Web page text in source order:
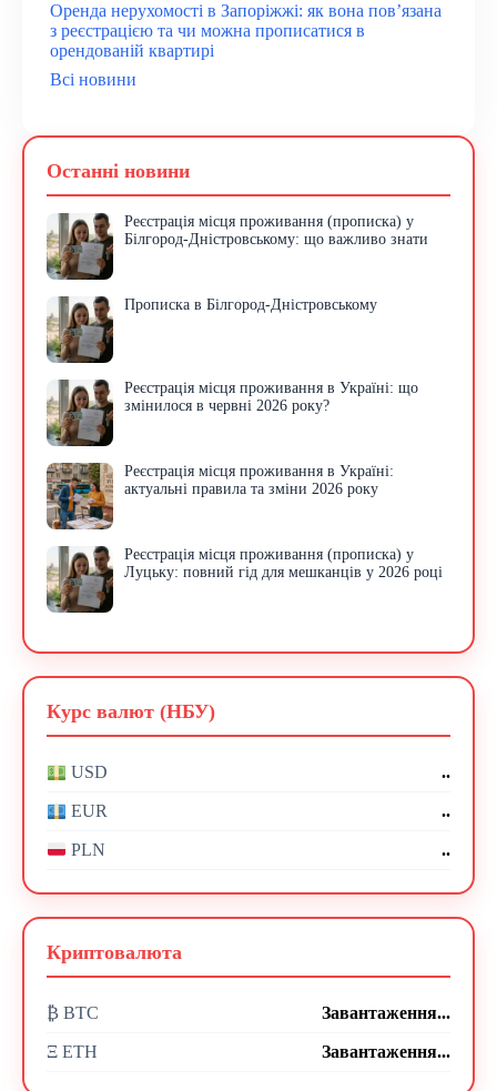
Оренда нерухомості в Запоріжжі: як вона пов’язана
з реєстрацією та чи можна прописатися в
орендованій квартирі
Всі новини
Останні новини
Реєстрація місця проживання (прописка) у
Білгород-Дністровському: що важливо знати
Прописка в Білгород-Дністровському
Реєстрація місця проживання в Україні: що
змінилося в червні 2026 року?
Реєстрація місця проживання в Україні:
актуальні правила та зміни 2026 року
Реєстрація місця проживання (прописка) у
Луцьку: повний гід для мешканців у 2026 році
Курс валют (НБУ)
USD ..
EUR ..
PLN ..
Криптовалюта
₿ BTC Завантаження...
Ξ ETH Завантаження...